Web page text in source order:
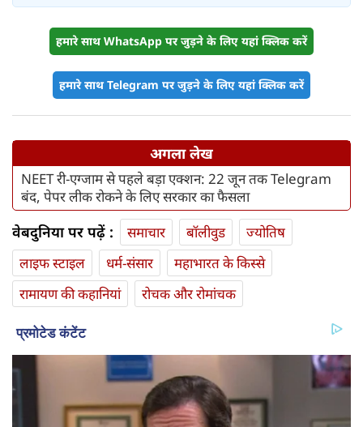
हमारे साथ WhatsApp पर जुड़ने के लिए यहां क्लिक करें
हमारे साथ Telegram पर जुड़ने के लिए यहां क्लिक करें
अगला लेख
NEET री-एग्जाम से पहले बड़ा एक्शन: 22 जून तक Telegram
बंद, पेपर लीक रोकने के लिए सरकार का फैसला
वेबदुनिया पर पढ़ें : समाचार बॉलीवुड
ज्योतिष
लाइफ स्‍टाइल
धर्म-संसार
महाभारत के किस्से
रामायण की कहानियां
रोचक और रोमांचक